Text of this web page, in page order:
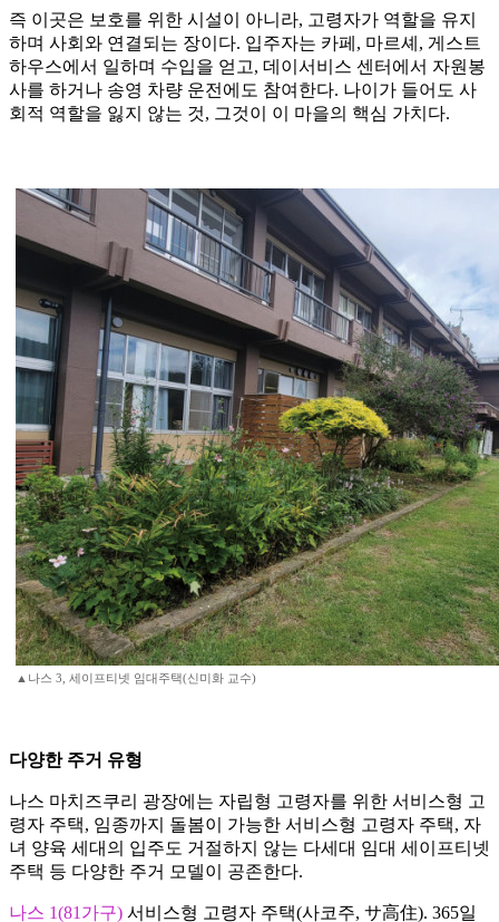
즉 이곳은 보호를 위한 시설이 아니라, 고령자가 역할을 유지
하며 사회와 연결되는 장이다. 입주자는 카페, 마르셰, 게스트
하우스에서 일하며 수입을 얻고, 데이서비스 센터에서 자원봉
사를 하거나 송영 차량 운전에도 참여한다. 나이가 들어도 사
회적 역할을 잃지 않는 것, 그것이 이 마을의 핵심 가치다.
▲나스 3, 세이프티넷 임대주택(신미화 교수)
다양한 주거 유형
나스 마치즈쿠리 광장에는 자립형 고령자를 위한 서비스형 고
령자 주택, 임종까지 돌봄이 가능한 서비스형 고령자 주택, 자
녀 양육 세대의 입주도 거절하지 않는 다세대 임대 세이프티넷
주택 등 다양한 주거 모델이 공존한다.
나스 1(81가구) 서비스형 고령자 주택(사코주, サ高住). 365일